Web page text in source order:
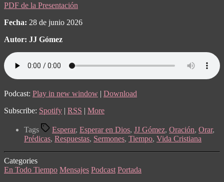
PDF de la Presentación
Fecha: 28 de junio 2026
Autor: JJ Gómez
Podcast: Play in new window | Download
Subscribe: Spotify | RSS | More
Tags Esperar, Esperar en Dios, JJ Gómez, Oración, Orar,
Prédicas, Respuestas, Sermones, Tiempo, Vida Cristiana
Categories
En Todo Tiempo Mensajes Podcast Portada